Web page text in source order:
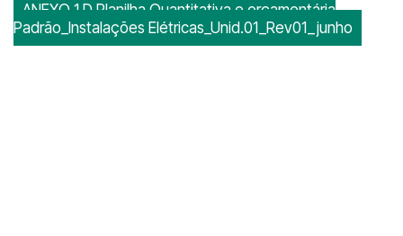
ANEXO 1 D Planilha Quantitativa e orçamentária
Padrão_Instalações Elétricas_Unid.01_Rev01_junho